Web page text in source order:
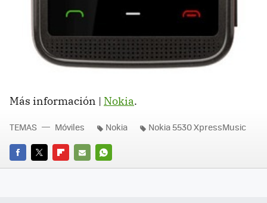
Más información | Nokia.
FACEBOOK
TWITTERFLIPBOARD
E-
WHATSAPP
TEMAS Móviles Nokia Nokia 5530 XpressMusic